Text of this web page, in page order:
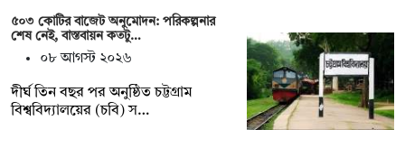
৫০৩ কোটির বাজেট অনুমোদন: পরিকল্পনার
শেষ নেই, বাস্তবায়ন কতটু…
০৮ আগস্ট ২০২৬
দীর্ঘ তিন বছর পর অনুষ্ঠিত চট্টগ্রাম
বিশ্ববিদ্যালয়ের (চবি) স…